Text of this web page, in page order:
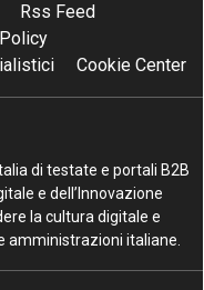
Rss Feed
Cookie Center
di testate e portali B2B
e dell’Innovazione
la cultura digitale e
amministrazioni italiane.